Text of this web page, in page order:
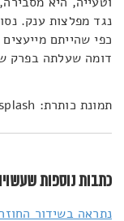
נגד מפלצות ענק.
כפי שהייתם
דומה שעלתה בפרק
תמונת כותרת: Ron Sinda / Unsplash
כתבות נוספות
נתראה בשידור